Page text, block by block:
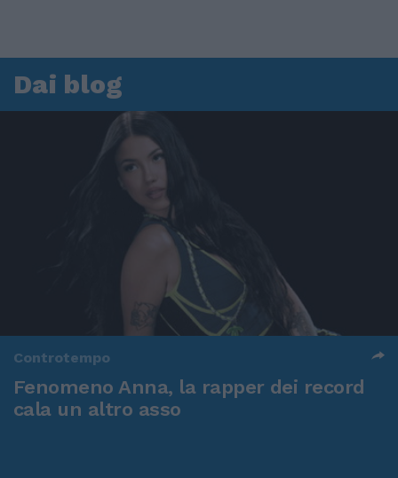
Dai blog
Controtempo
Fenomeno Anna, la rapper dei record
cala un altro asso